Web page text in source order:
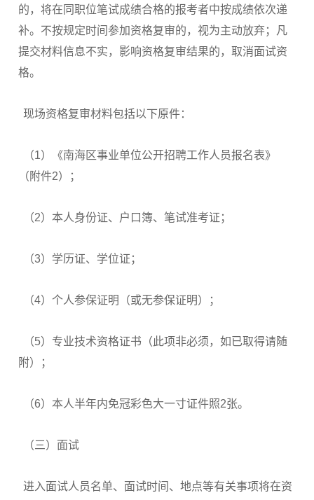
的，将在同职位笔试成绩合格的报考者中按成绩依次递
补。不按规定时间参加资格复审的，视为主动放弃；凡
提交材料信息不实，影响资格复审结果的，取消面试资
格。
现场资格复审材料包括以下原件：
（1）《南海区事业单位公开招聘工作人员报名表》
（附件2）；
（2）本人身份证、户口簿、笔试准考证；
（3）学历证、学位证；
（4）个人参保证明（或无参保证明）；
（5）专业技术资格证书（此项非必须，如已取得请随
附）；
（6）本人半年内免冠彩色大一寸证件照2张。
（三）面试
进入面试人员名单、面试时间、地点等有关事项将在资